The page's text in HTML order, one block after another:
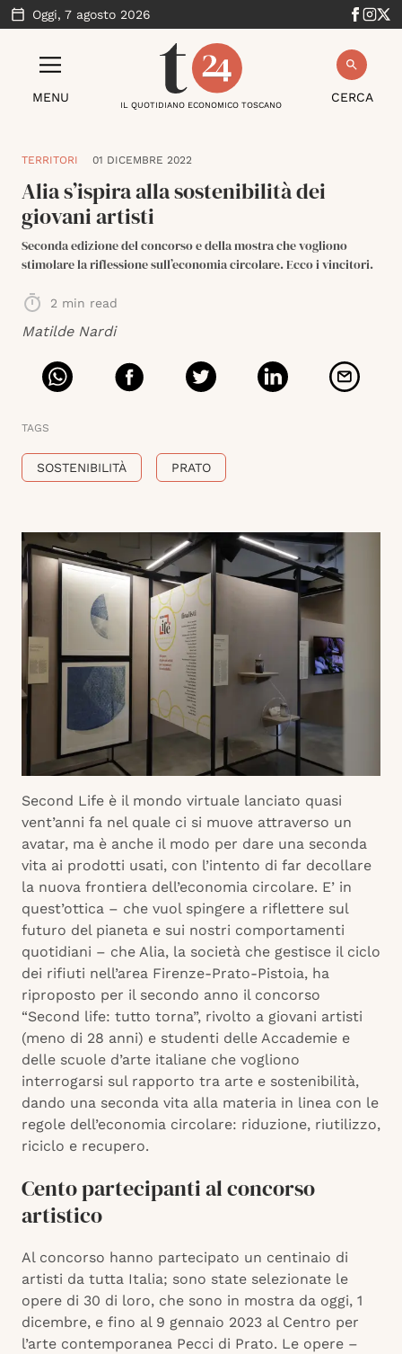
Oggi, 7 agosto 2026
MENU CERCA
IL QUOTIDIANO ECONOMICO TOSCANO
TERRITORI 01 DICEMBRE 2022
Alia s’ispira alla sostenibilità dei
giovani artisti
Seconda edizione del concorso e della mostra che vogliono
stimolare la riflessione sull’economia circolare. Ecco i vincitori.
2 min read
Matilde Nardi
TAGS
SOSTENIBILITÀ PRATO
Second Life è il mondo virtuale lanciato quasi
vent’anni fa nel quale ci si muove attraverso un
avatar, ma è anche il modo per dare una seconda
vita ai prodotti usati, con l’intento di far decollare
la nuova frontiera dell’economia circolare. E’ in
quest’ottica – che vuol spingere a riflettere sul
futuro del pianeta e sui nostri comportamenti
quotidiani – che Alia, la società che gestisce il ciclo
dei rifiuti nell’area Firenze-Prato-Pistoia, ha
riproposto per il secondo anno il concorso
“Second life: tutto torna”, rivolto a giovani artisti
(meno di 28 anni) e studenti delle Accademie e
delle scuole d’arte italiane che vogliono
interrogarsi sul rapporto tra arte e sostenibilità,
dando una seconda vita alla materia in linea con le
regole dell’economia circolare: riduzione, riutilizzo,
riciclo e recupero.
Cento partecipanti al concorso
artistico
Al concorso hanno partecipato un centinaio di
artisti da tutta Italia; sono state selezionate le
opere di 30 di loro, che sono in mostra da oggi, 1
dicembre, e fino al 9 gennaio 2023 al Centro per
l’arte contemporanea Pecci di Prato. Le opere –